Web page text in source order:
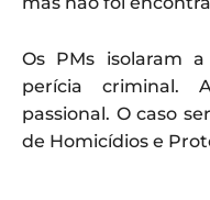
Os PMs isolaram
perícia criminal.
passional. O caso
de Homicídios e